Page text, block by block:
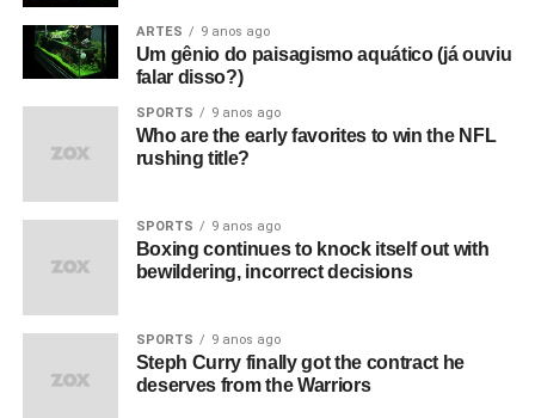
ARTES 9 anos ago
Um gênio do paisagismo aquático (já ouviu
falar disso?)
SPORTS 9 anos ago
Who are the early favorites to win the NFL
rushing title?
SPORTS 9 anos ago
Boxing continues to knock itself out with
bewildering, incorrect decisions
SPORTS 9 anos ago
Steph Curry finally got the contract he
deserves from the Warriors